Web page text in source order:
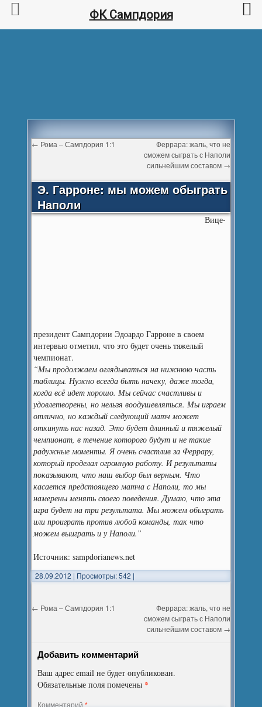
← Рома – Сампдория 1:1
Феррара: жаль, что не
сможем сыграть с Наполи
сильнейшим составом →
Э. Гарроне: мы можем обыграть
Наполи
Вице-
президент Сампдории Эдоардо Гарроне в своем
интервью отметил, что это будет очень тяжелый
чемпионат.
“Мы продолжаем оглядываться на нижнюю часть
таблицы. Нужно всегда быть начеку, даже тогда,
когда всё идет хорошо. Мы сейчас счастливы и
удовлетворены, но нельзя воодушевляться. Мы играем
отлично, но каждый следующий матч может
откинуть нас назад. Это будет длинный и тяжелый
чемпионат, в течение которого будут и не такие
радужные моменты. Я очень счастлив за Феррару,
который проделал огромную работу. И результаты
показывают, что наш выбор был верным. Что
касается предстоящего матча с Наполи, то мы
намерены менять своего поведения. Думаю, что эта
игра будет на три результата. Мы можем обыграть
или проиграть против любой команды, так что
можем выиграть и у Наполи.”
Источник: sampdorianews.net
28.09.2012 | Просмотры: 542 |
← Рома – Сампдория 1:1
Феррара: жаль, что не
сможем сыграть с Наполи
сильнейшим составом →
Добавить комментарий
Ваш адрес email не будет опубликован.
Обязательные поля помечены *
Комментарий*
ФК Сампдория